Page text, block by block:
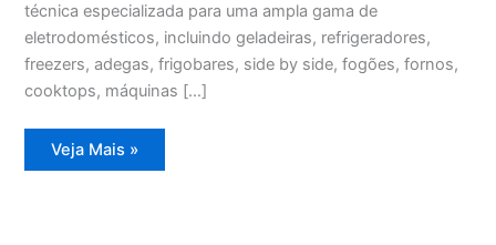
técnica especializada para uma ampla gama de
eletrodomésticos, incluindo geladeiras, refrigeradores,
freezers, adegas, frigobares, side by side, fogões, fornos,
cooktops, máquinas […]
Assistência
Técnica
Veja Mais »